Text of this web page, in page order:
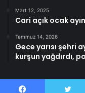
Mart 12, 2025
Cari açık ocak
Temmuz 14, 2026
Gece yarısı şehri
kurşun yağdırdı,